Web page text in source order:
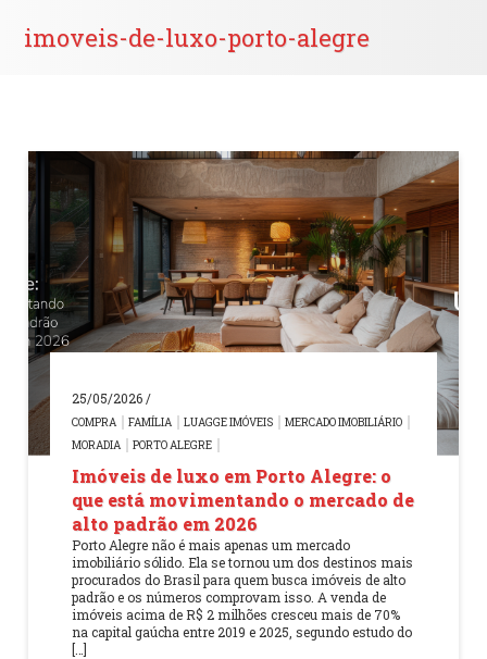
imoveis-de-luxo-porto-alegre
25/05/2026 /
COMPRA FAMÍLIA LUAGGE IMÓVEIS
MERCADO IMOBILIÁRIO
MORADIA
PORTO ALEGRE
Imóveis de luxo em Porto Alegre: o
que está movimentando o mercado de
alto padrão em 2026
Porto Alegre não é mais apenas um mercado
imobiliário sólido. Ela se tornou um dos destinos mais
procurados do Brasil para quem busca imóveis de alto
padrão e os números comprovam isso. A venda de
imóveis acima de R$ 2 milhões cresceu mais de 70%
na capital gaúcha entre 2019 e 2025, segundo estudo do
[…]